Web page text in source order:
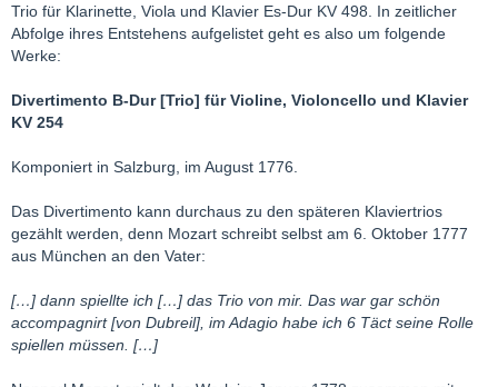
Trio für Klarinette, Viola und Klavier Es-Dur KV 498. In zeitlicher
Abfolge ihres Entstehens aufgelistet geht es also um folgende
Werke:
Divertimento B-Dur [Trio] für Violine, Violoncello und Klavier
KV 254
Komponiert in Salzburg, im August 1776.
Das Divertimento kann durchaus zu den späteren Klaviertrios
gezählt werden, denn Mozart schreibt selbst am 6. Oktober 1777
aus München an den Vater:
[…] dann spiellte ich […] das Trio von mir. Das war gar schön
accompagnirt [von Dubreil], im Adagio habe ich 6 Täct seine Rolle
spiellen müssen. […]